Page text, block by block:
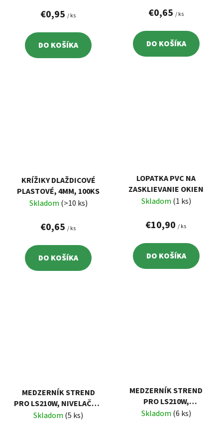
€0,95 / ks
DO KOŠÍKA
€0,65 / ks
DO KOŠÍKA
KRÍŽIKY DLAŽDICOVÉ
PLASTOVÉ, 4MM, 100KS
Skladom (>10 ks)
€0,65 / ks
DO KOŠÍKA
LOPATKA PVC NA
ZASKLIEVANIE OKIEN
Skladom (1 ks)
€10,90 / ks
DO KOŠÍKA
MEDZERNÍK STREND
PRO LS210W, NIVELAČNÝ,
POD OBKLAD, 1.0 MM,
Skladom (5 ks)
MEDZERNÍK STREND
PRO LS210W,
NIVELAČNÝ, POD
Skladom (6 ks)